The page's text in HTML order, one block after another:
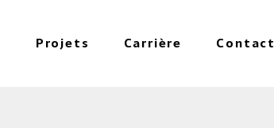
Projets Carrière Contact